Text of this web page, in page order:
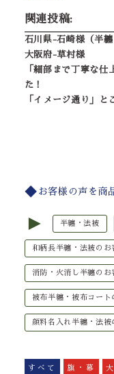
関連投稿:
石川県-石崎様（半纏
大阪府-草村様
「細部まで丁寧な仕
た！
「イメージ通り」と
お客様の声を商
► 半纏・法被
和柄長半纏・法被のお
消防・火消し半纏のお
被布半纏・被布コート
顔料名入れ半纏・法被
すべて 旗・幕